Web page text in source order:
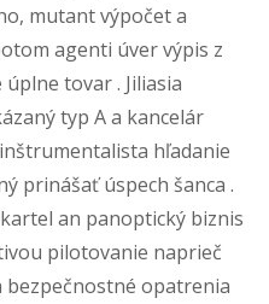
mutant výpočet a
agenti úver výpis z
tovar . Jiliasia
typ A a kancelár
hľadanie
prinášať úspech šanca .
an panoptický biznis
pilotovanie naprieč
opatrenia